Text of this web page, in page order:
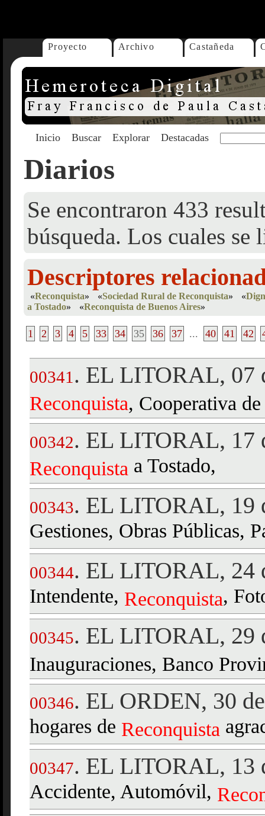
Proyecto Archivo Castañeda
Inicio Buscar Explorar Destacadas
Diarios
Se encontraron 433
búsqueda. Los cuales se
Descriptores
«Reconquista» «Sociedad Rural de Reconquista» «
a Tostado» «Reconquista de Buenos Aires»
1 2 3 4 5 33 34 35 36 37 ... 40 41 42
00341 . EL LITORAL, 07
Reconquista, Cooperativa
00342. EL LITORAL, 17
Reconquista a Tostado,
00343. EL LITORAL, 19
Gestiones, Obras Públicas,
00344. EL LITORAL, 24
Intendente, Reconquista,
00345. EL LITORAL, 29
Inauguraciones, Banco
00346. EL ORDEN, 30
hogares de Reconquista
00347. EL LITORAL, 13
Accidente, Automóvil,